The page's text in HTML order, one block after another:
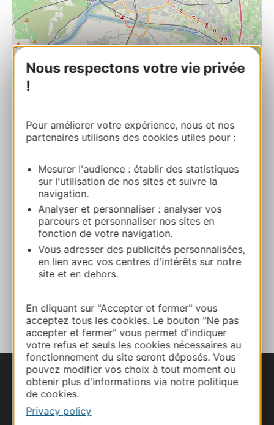
Nous respectons votre vie privée
!
Pour améliorer votre expérience, nous et nos
partenaires utilisons des cookies utiles pour :
Mesurer l'audience : établir des statistiques
sur l'utilisation de nos sites et suivre la
navigation.
Analyser et personnaliser : analyser vos
parcours et personnaliser nos sites en
fonction de votre navigation.
Vous adresser des publicités personnalisées,
en lien avec vos centres d'intérêts sur notre
site et en dehors.
En cliquant sur "Accepter et fermer" vous
acceptez tous les cookies. Le bouton "Ne pas
accepter et fermer" vous permet d'indiquer
votre refus et seuls les cookies nécessaires au
fonctionnement du site seront déposés. Vous
pouvez modifier vos choix à tout moment ou
obtenir plus d'informations via notre politique
de cookies.
Privacy policy
L’Emulsion
1 rue de l’Hôpital 30400 VILLENEUVE-LEZ-
Route & access
04 90 02 05 39
Facebook